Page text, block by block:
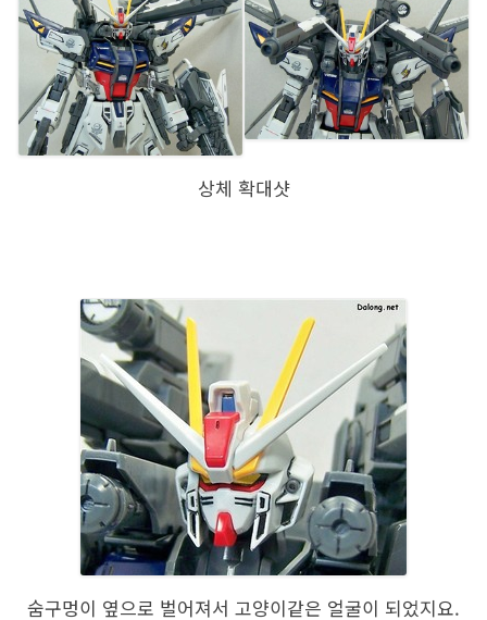
상체 확대샷
숨구멍이 옆으로 벌어져서 고양이같은 얼굴이 되었지요.